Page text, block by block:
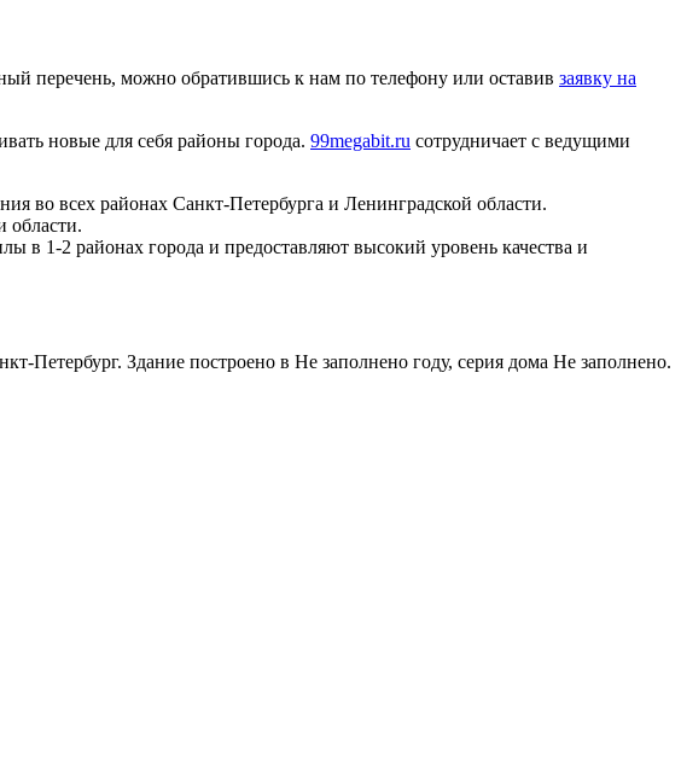
перечень, можно обратившись к нам по телефону или оставив заявку на
новые для себя районы города. 99megabit.ru сотрудничает с ведущими
во всех районах Санкт-Петербурга и Ленинградской области.
области.
в 1-2 районах города и предоставляют высокий уровень качества и
Петербург. Здание построено в Не заполнено году, серия дома Не заполнено.